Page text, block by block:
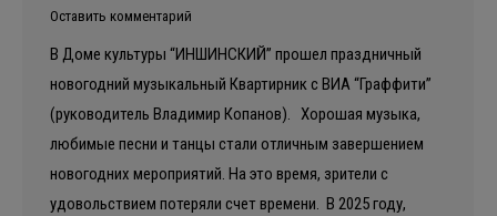
Оставить комментарий
В Доме культуры “ИНШИНСКИЙ” прошел праздничный
новогодний музыкальный Квартирник с ВИА “Граффити”
(руководитель Владимир Копанов). Хорошая музыка,
любимые песни и танцы стали отличным завершением
новогодних мероприятий. На это время, зрители с
удовольствием потеряли счет времени. ️ В 2025 году,